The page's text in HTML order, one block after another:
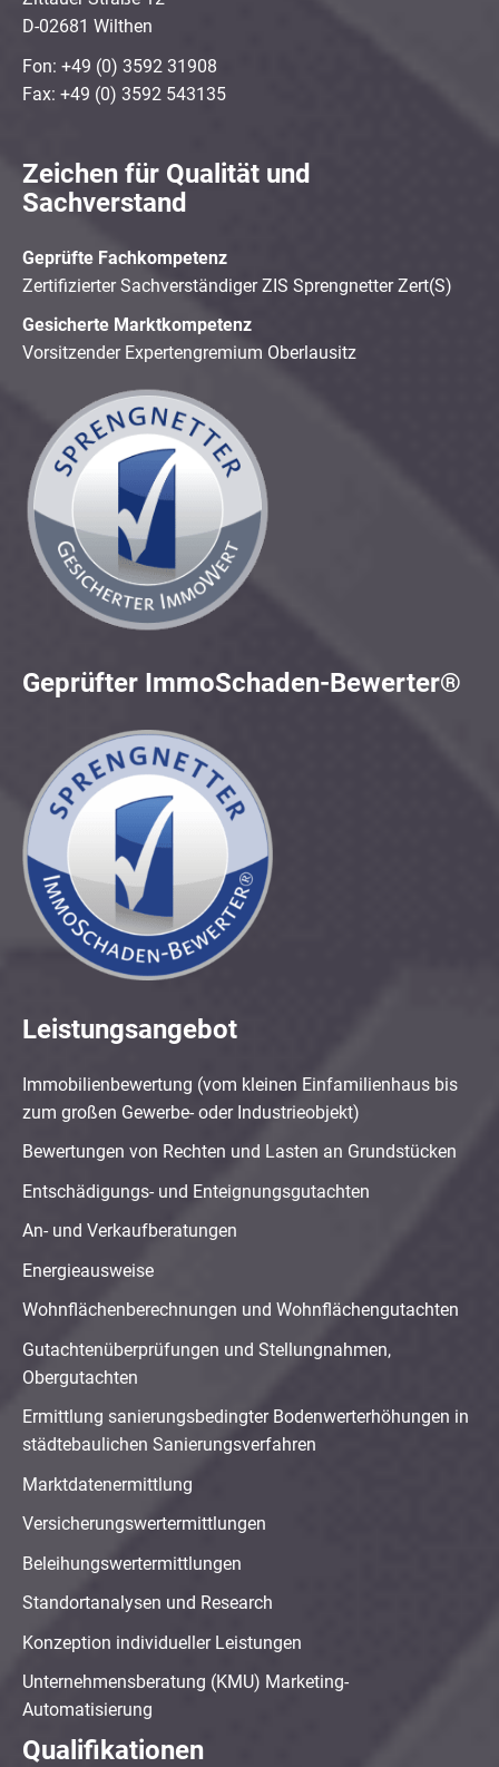
D-02681 Wilthen
Fon: +49 (0) 3592 31908
Fax: +49 (0) 3592 543135
Zeichen für Qualität und
Sachverstand
Geprüfte Fachkompetenz
Zertifizierter Sachverständiger ZIS Sprengnetter Zert(S)
Gesicherte Marktkompetenz
Vorsitzender Expertengremium Oberlausitz
Geprüfter ImmoSchaden-Bewerter®
Leistungsangebot
Immobilienbewertung (vom kleinen Einfamilienhaus bis
zum großen Gewerbe- oder Industrieobjekt)
Bewertungen von Rechten und Lasten an Grundstücken
Entschädigungs- und Enteignungsgutachten
An- und Verkaufberatungen
Energieausweise
Wohnflächenberechnungen und Wohnflächengutachten
Gutachtenüberprüfungen und Stellungnahmen,
Obergutachten
Ermittlung sanierungsbedingter Bodenwerterhöhungen in
städtebaulichen Sanierungsverfahren
Marktdatenermittlung
Versicherungswertermittlungen
Beleihungswertermittlungen
Standortanalysen und Research
Konzeption individueller Leistungen
Unternehmensberatung (KMU) Marketing-
Automatisierung
Qualifikationen